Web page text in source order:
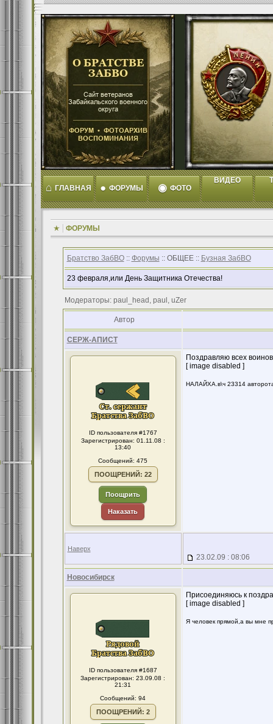
⌂ ГЛАВНАЯ ● ФОРУМЫ ◉ ФОТО
ВИДЕО
ФОРУМЫ
Братство ЗабВО:: Форумы :: ОБЩЕЕ :: Бузная ЗабВО
23 февраля,или День Защитника Отечества!
Модераторы: paul_head, paul, uZer
Автор
СЕРЖ-АПИСТ
ID пользователя #1767
Зарегистрирован: 01.11.08 :
13:40
Сообщений: 475
ПООЩРЕНИЙ: 22
Поощрить
Наказать
Поздравляю всех
[ image disabled ]
НАЛАЙХА.в\ч 23314
Наверх
23.02.09 : 08:06
Новосибирск
ID пользователя #1687
Зарегистрирован: 23.09.08 :
21:31
Сообщений: 94
ПООЩРЕНИЙ: 2
Присоединяюсь к
[ image disabled ]
Я человек прямой,а вы мне